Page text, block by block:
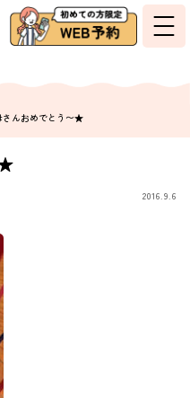
んおめでとう〜★
2016.9.6